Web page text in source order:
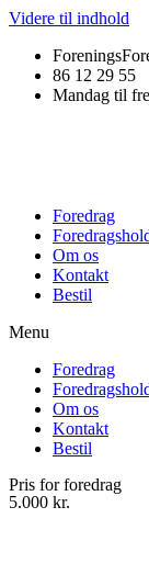
Videre til indhold
86 12 29 55
Mandag til
Foredrag
Om os
Kontakt
Bestil
Menu
Foredrag
Om os
Kontakt
Bestil
Pris for foredrag
5.000 kr.